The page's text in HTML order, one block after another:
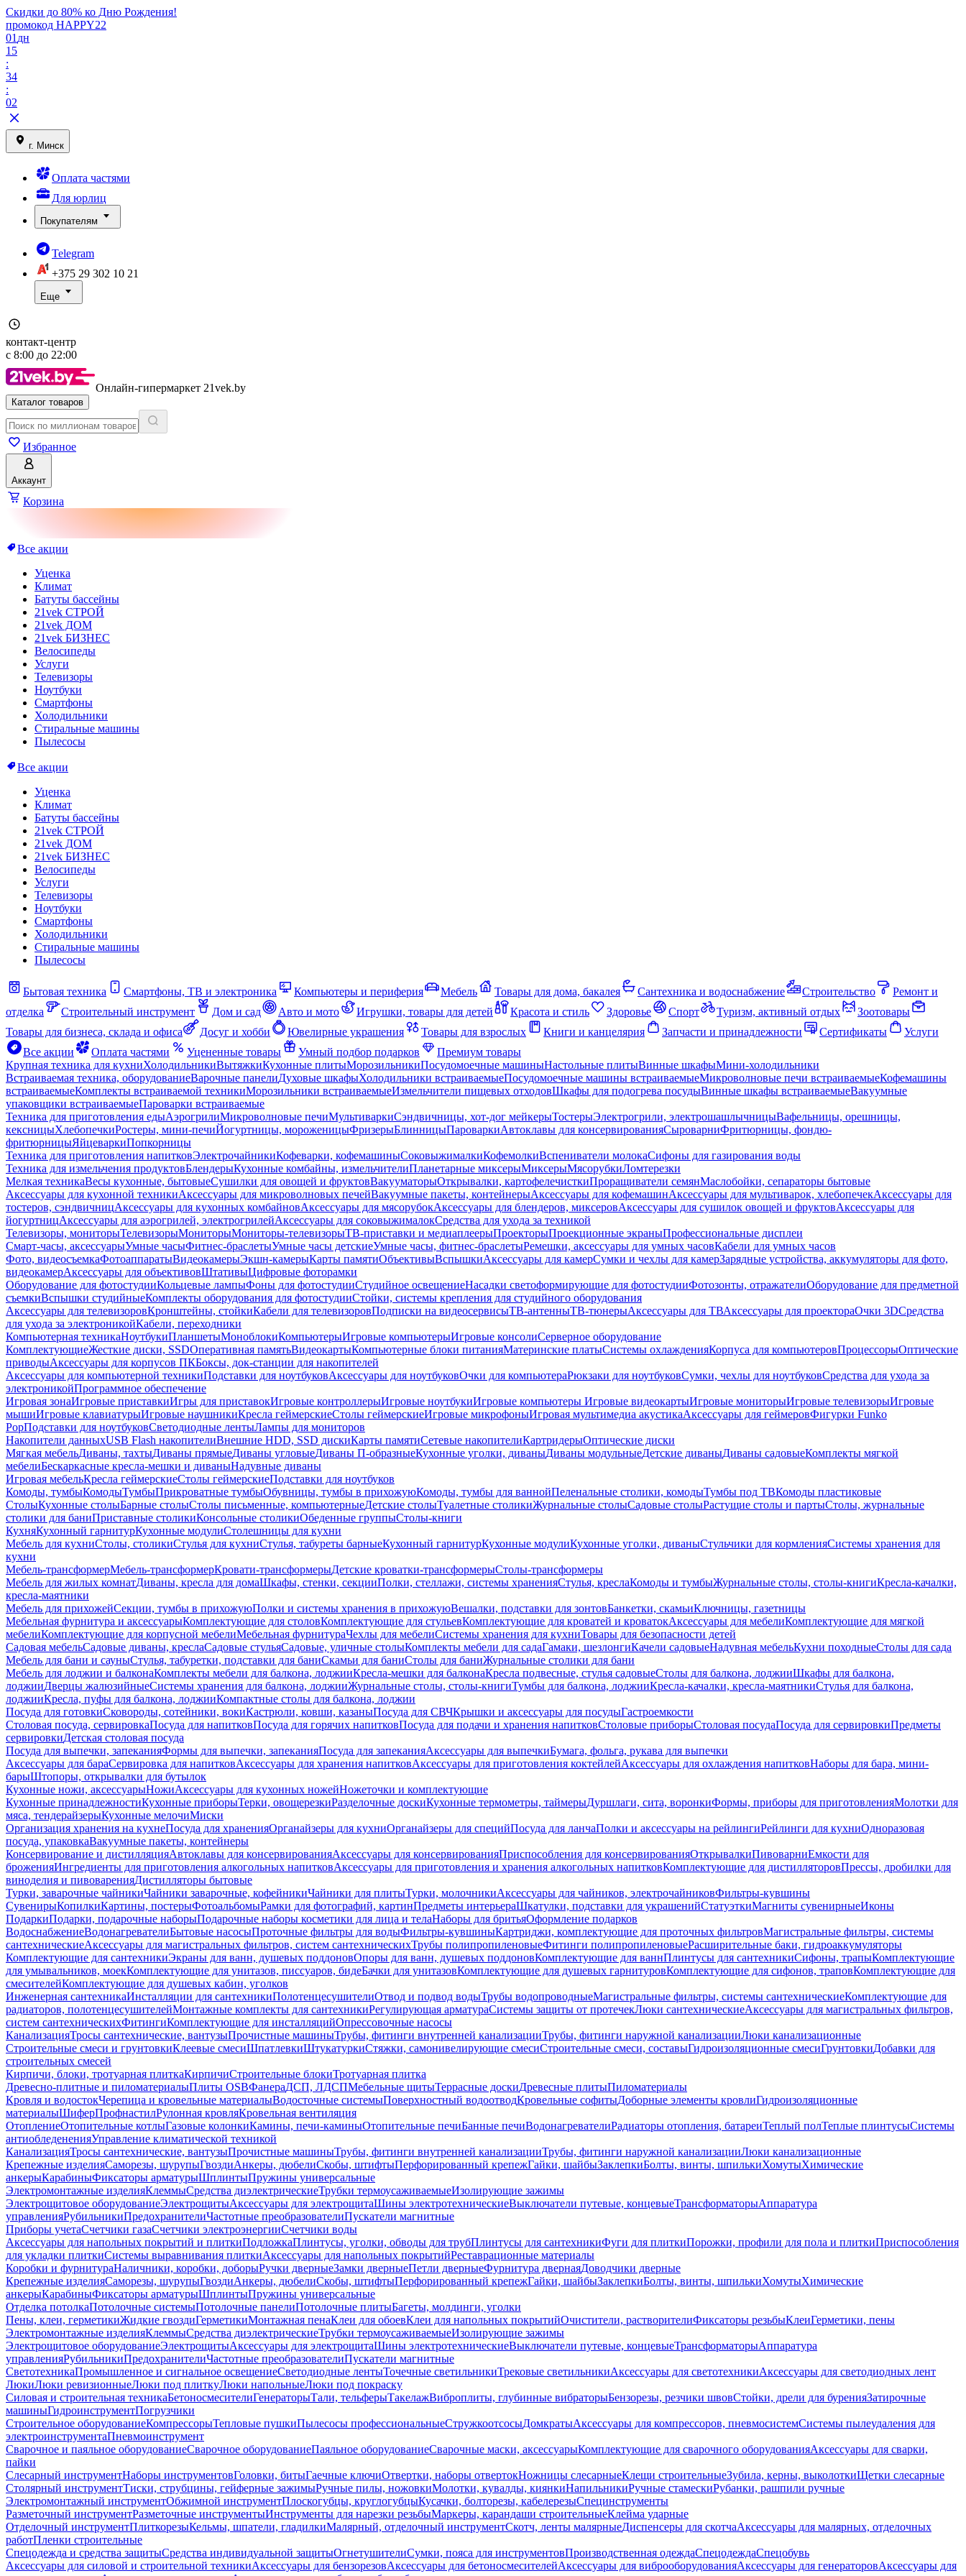
Скидки до 80% ко Дню Рождения!
промокод HAPPY22
01 дн
15
:
34
:
02
г. Минск
Оплата частями
Для юрлиц
Покупателям
Telegram
+375 29 302 10 21
Еще
контакт-центр
с 8:00 до 22:00
Онлайн-гипермаркет 21vek.by
Каталог товаров
Избранное
Аккаунт
Корзина
Все акции
Уценка
Климат
Батуты бассейны
21vek СТРОЙ
21vek ДОМ
21vek БИЗНЕС
Велосипеды
Услуги
Телевизоры
Ноутбуки
Смартфоны
Холодильники
Стиральные машины
Пылесосы
Все акции
Уценка
Климат
Батуты бассейны
21vek СТРОЙ
21vek ДОМ
21vek БИЗНЕС
Велосипеды
Услуги
Телевизоры
Ноутбуки
Смартфоны
Холодильники
Стиральные машины
Пылесосы
Бытовая техника Смартфоны, ТВ и электроника Компьютеры и периферия Мебель Товары для дома, бакалея Сантехника и водоснабжение Строительство
Ремонт и
отделка
Строительный инструмент Дом и сад Авто и мото Игрушки, товары для детей Красота и стиль Здоровье Спорт Туризм, активный отдых
Зоотовары
Товары для бизнеса, склада и офиса
Досуг и хобби Ювелирные украшения Товары для взрослых Книги и канцелярия Запчасти и принадлежности Сертификаты
Услуги
Все акции
Оплата частями Уцененные товары Умный подбор подарков
Премиум товары
Крупная техника для кухниХолодильникиВытяжкиКухонные плитыМорозильникиПосудомоечные машиныНастольные плитыВинные шкафыМини-холодильники
Встраиваемая техника, оборудованиеВарочные панелиДуховые шкафыХолодильники встраиваемыеПосудомоечные машины встраиваемыеМикроволновые печи встраиваемыеКофемашины
встраиваемыеКомплекты встраиваемой техникиМорозильники встраиваемыеИзмельчители пищевых отходовШкафы для подогрева посудыВинные шкафы встраиваемыеВакуумные
упаковщики встраиваемыеПароварки встраиваемые
Техника для приготовления едыАэрогрилиМикроволновые печиМультиваркиСэндвичницы, хот-дог мейкерыТостерыЭлектрогрили, электрошашлычницыВафельницы, орешницы,
кексницыХлебопечкиРостеры, мини-печиЙогуртницы, мороженицыФризерыБлинницыПароваркиАвтоклавы для консервированияСыроварниФритюрницы, фондю-
фритюрницыЯйцеваркиПопкорницы
Техника для приготовления напитковЭлектрочайникиКофеварки, кофемашиныСоковыжималкиКофемолкиВспениватели молокаСифоны для газирования воды
Техника для измельчения продуктовБлендерыКухонные комбайны, измельчителиПланетарные миксерыМиксерыМясорубкиЛомтерезки
Мелкая техникаВесы кухонные, бытовыеСушилки для овощей и фруктовВакууматорыОткрывалки, картофелечисткиПроращиватели семянМаслобойки, сепараторы бытовые
Аксессуары для кухонной техникиАксессуары для микроволновых печейВакуумные пакеты, контейнерыАксессуары для кофемашинАксессуары для мультиварок, хлебопечекАксессуары для
тостеров, сэндвичницАксессуары для кухонных комбайновАксессуары для мясорубокАксессуары для блендеров, миксеровАксессуары для сушилок овощей и фруктовАксессуары для
йогуртницАксессуары для аэрогрилей, электрогрилейАксессуары для соковыжималокСредства для ухода за техникой
Телевизоры, мониторыТелевизорыМониторыМониторы-телевизорыТВ-приставки и медиаплеерыПроекторыПроекционные экраныПрофессиональные дисплеи
Смарт-часы, аксессуарыУмные часыФитнес-браслетыУмные часы детскиеУмные часы, фитнес-браслетыРемешки, аксессуары для умных часовКабели для умных часов
Фото, видеосъемкаФотоаппаратыВидеокамерыЭкшн-камерыКарты памятиОбъективыВспышкиАксессуары для камерСумки и чехлы для камерЗарядные устройства, аккумуляторы для фото,
видеокамерАксессуары для объективовШтативыЦифровые фоторамки
Оборудование для фотостудииКольцевые лампыФоны для фотостудииСтудийное освещениеНасадки светоформирующие для фотостудииФотозонты, отражателиОборудование для предметной
съемкиВспышки студийныеКомплекты оборудования для фотостудииСтойки, системы крепления для студийного оборудования
Аксессуары для телевизоровКронштейны, стойкиКабели для телевизоровПодписки на видеосервисыТВ-антенныТВ-тюнерыАксессуары для ТВАксессуары для проектораОчки 3DСредства
для ухода за электроникойКабели, переходники
Компьютерная техникаНоутбукиПланшетыМоноблокиКомпьютерыИгровые компьютерыИгровые консолиСерверное оборудование
КомплектующиеЖесткие диски, SSDОперативная памятьВидеокартыКомпьютерные блоки питанияМатеринские платыСистемы охлажденияКорпуса для компьютеровПроцессорыОптические
приводыАксессуары для корпусов ПКБоксы, док-станции для накопителей
Аксессуары для компьютерной техникиПодставки для ноутбуковАксессуары для ноутбуковОчки для компьютераРюкзаки для ноутбуковСумки, чехлы для ноутбуковСредства для ухода за
электроникойПрограммное обеспечение
Игровая зонаИгровые приставкиИгры для приставокИгровые контроллерыИгровые ноутбукиИгровые компьютеры Игровые видеокартыИгровые мониторыИгровые телевизорыИгровые
мышиИгровые клавиатурыИгровые наушникиКресла геймерскиеСтолы геймерскиеИгровые микрофоныИгровая мультимедиа акустикаАксессуары для геймеровФигурки Funko
PopПодставки для ноутбуковСветодиодные лентыЛампы для мониторов
Накопители данныхUSB Flash накопителиВнешние HDD, SSD дискиКарты памятиСетевые накопителиКартридерыОптические диски
Мягкая мебельДиваны, тахтыДиваны прямыеДиваны угловыеДиваны П-образныеКухонные уголки, диваныДиваны модульныеДетские диваныДиваны садовыеКомплекты мягкой
мебелиБескаркасные кресла-мешки и диваныНадувные диваны
Игровая мебельКресла геймерскиеСтолы геймерскиеПодставки для ноутбуков
Комоды, тумбыКомодыТумбыПрикроватные тумбыОбувницы, тумбы в прихожуюКомоды, тумбы для ваннойПеленальные столики, комодыТумбы под ТВКомоды пластиковые
СтолыКухонные столыБарные столыСтолы письменные, компьютерныеДетские столыТуалетные столикиЖурнальные столыСадовые столыРастущие столы и партыСтолы, журнальные
столики для баниПриставные столикиКонсольные столикиОбеденные группыСтолы-книги
КухняКухонный гарнитурКухонные модулиСтолешницы для кухни
Мебель для кухниСтолы, столикиСтулья для кухниСтулья, табуреты барныеКухонный гарнитурКухонные модулиКухонные уголки, диваныСтульчики для кормленияСистемы хранения для
кухни
Мебель-трансформерМебель-трансформерКровати-трансформерыДетские кроватки-трансформерыСтолы-трансформеры
Мебель для жилых комнатДиваны, кресла для домаШкафы, стенки, секцииПолки, стеллажи, системы храненияСтулья, креслаКомоды и тумбыЖурнальные столы, столы-книгиКресла-качалки,
кресла-маятники
Мебель для прихожейСекции, тумбы в прихожуюПолки и системы хранения в прихожуюВешалки, подставки для зонтовБанкетки, скамьиКлючницы, газетницы
Мебельная фурнитура и аксессуарыКомплектующие для столовКомплектующие для стульевКомплектующие для кроватей и кроватокАксессуары для мебелиКомплектующие для мягкой
мебелиКомплектующие для корпусной мебелиМебельная фурнитураЧехлы для мебелиСистемы хранения для кухниТовары для безопасности детей
Садовая мебельСадовые диваны, креслаСадовые стульяСадовые, уличные столыКомплекты мебели для садаГамаки, шезлонгиКачели садовыеНадувная мебельКухни походныеСтолы для сада
Мебель для бани и сауныСтулья, табуретки, подставки для баниСкамьи для баниСтолы для баниЖурнальные столики для бани
Мебель для лоджии и балконаКомплекты мебели для балкона, лоджииКресла-мешки для балконаКресла подвесные, стулья садовыеСтолы для балкона, лоджииШкафы для балкона,
лоджииДверцы жалюзийныеСистемы хранения для балкона, лоджииЖурнальные столы, столы-книгиТумбы для балкона, лоджииКресла-качалки, кресла-маятникиСтулья для балкона,
лоджииКресла, пуфы для балкона, лоджииКомпактные столы для балкона, лоджии
Посуда для готовкиСковороды, сотейники, вокиКастрюли, ковши, казаныПосуда для СВЧКрышки и аксессуары для посудыГастроемкости
Столовая посуда, сервировкаПосуда для напитковПосуда для горячих напитковПосуда для подачи и хранения напитковСтоловые приборыСтоловая посудаПосуда для сервировкиПредметы
сервировкиДетская столовая посуда
Посуда для выпечки, запеканияФормы для выпечки, запеканияПосуда для запеканияАксессуары для выпечкиБумага, фольга, рукава для выпечки
Аксессуары для бараСервировка для напитковАксессуары для хранения напитковАксессуары для приготовления коктейлейАксессуары для охлаждения напитковНаборы для бара, мини-
барыШтопоры, открывалки для бутылок
Кухонные ножи, аксессуарыНожиАксессуары для кухонных ножейНожеточки и комплектующие
Кухонные принадлежностиКухонные приборыТерки, овощерезкиРазделочные доскиКухонные термометры, таймерыДуршлаги, сита, воронкиФормы, приборы для приготовленияМолотки для
мяса, тендерайзерыКухонные мелочиМиски
Организация хранения на кухнеПосуда для храненияОрганайзеры для кухниОрганайзеры для специйПосуда для ланчаПолки и аксессуары на рейлингиРейлинги для кухниОдноразовая
посуда, упаковкаВакуумные пакеты, контейнеры
Консервирование и дистилляцияАвтоклавы для консервированияАксессуары для консервированияПриспособления для консервированияОткрывалкиПивоварниЕмкости для
броженияИнгредиенты для приготовления алкогольных напитковАксессуары для приготовления и хранения алкогольных напитковКомплектующие для дистилляторовПрессы, дробилки для
виноделия и пивоваренияДистилляторы бытовые
Турки, заварочные чайникиЧайники заварочные, кофейникиЧайники для плитыТурки, молочникиАксессуары для чайников, электрочайниковФильтры-кувшины
СувенирыКопилкиКартины, постерыФотоальбомыРамки для фотографий, картинПредметы интерьераШкатулки, подставки для украшенийСтатуэткиМагниты сувенирныеИконы
ПодаркиПодарки, подарочные наборыПодарочные наборы косметики для лица и телаНаборы для бритьяОформление подарков
ВодоснабжениеВодонагревателиБытовые насосыПроточные фильтры для водыФильтры-кувшиныКартриджи, комплектующие для проточных фильтровМагистральные фильтры, системы
сантехническиеАксессуары для магистральных фильтров, систем сантехническихТрубы полипропиленовыеФитинги полипропиленовыеРасширительные баки, гидроаккумуляторы
Комплектующие для сантехникиЭкраны для ванн, душевых поддоновОпоры для ванн, душевых поддоновКомплектующие для ваннПлинтусы для сантехникиСифоны, трапыКомплектующие
для умывальников, моекКомплектующие для унитазов, писсуаров, бидеБачки для унитазовКомплектующие для душевых гарнитуровКомплектующие для сифонов, траповКомплектующие для
смесителейКомплектующие для душевых кабин, уголков
Инженерная сантехникаИнсталляции для сантехникиПолотенцесушителиОтвод и подвод водыТрубы водопроводныеМагистральные фильтры, системы сантехническиеКомплектующие для
радиаторов, полотенцесушителейМонтажные комплекты для сантехникиРегулирующая арматураСистемы защиты от протечекЛюки сантехническиеАксессуары для магистральных фильтров,
систем сантехническихФитингиКомплектующие для инсталляцийОпрессовочные насосы
КанализацияТросы сантехнические, вантузыПрочистные машиныТрубы, фитинги внутренней канализацииТрубы, фитинги наружной канализацииЛюки канализационные
Строительные смеси и грунтовкиКлеевые смесиШпатлевкиШтукатуркиСтяжки, самонивелирующие смесиСтроительные смеси, составыГидроизоляционные смесиГрунтовкиДобавки для
строительных смесей
Кирпичи, блоки, тротуарная плиткаКирпичиСтроительные блокиТротуарная плитка
Древесно-плитные и пиломатериалыПлиты OSBФанераДСП, ЛДСПМебельные щитыТеррасные доскиДревесные плитыПиломатериалы
Кровля и водостокЧерепица и кровельные материалыВодосточные системыПоверхностный водоотводКровельные софитыДоборные элементы кровлиГидроизоляционные
материалыШиферПрофнастилРулонная кровляКровельная вентиляция
ОтоплениеОтопительные котлыГазовые колонкиКамины, печи-каминыОтопительные печиБанные печиВодонагревателиРадиаторы отопления, батареиТеплый полТеплые плинтусыСистемы
антиобледененияУправление климатической техникой
КанализацияТросы сантехнические, вантузыПрочистные машиныТрубы, фитинги внутренней канализацииТрубы, фитинги наружной канализацииЛюки канализационные
Крепежные изделияСаморезы, шурупыГвоздиАнкеры, дюбелиСкобы, штифтыПерфорированный крепежГайки, шайбыЗаклепкиБолты, винты, шпилькиХомутыХимические
анкерыКарабиныФиксаторы арматурыШплинтыПружины универсальные
Электромонтажные изделияКлеммыСредства диэлектрическиеТрубки термоусаживаемыеИзолирующие зажимы
Электрощитовое оборудованиеЭлектрощитыАксессуары для электрощитаШины электротехническиеВыключатели путевые, концевыеТрансформаторыАппаратура
управленияРубильникиПредохранителиЧастотные преобразователиПускатели магнитные
Приборы учетаСчетчики газаСчетчики электроэнергииСчетчики воды
Аксессуары для напольных покрытий и плиткиПодложкаПлинтусы, уголки, обводы для трубПлинтусы для сантехникиФуги для плиткиПорожки, профили для пола и плиткиПриспособления
для укладки плиткиСистемы выравнивания плиткиАксессуары для напольных покрытийРеставрационные материалы
Коробки и фурнитураНаличники, коробки, доборыРучки дверныеЗамки дверныеПетли дверныеФурнитура двернаяДоводчики дверные
Крепежные изделияСаморезы, шурупыГвоздиАнкеры, дюбелиСкобы, штифтыПерфорированный крепежГайки, шайбыЗаклепкиБолты, винты, шпилькиХомутыХимические
анкерыКарабиныФиксаторы арматурыШплинтыПружины универсальные
Отделка потолкаПотолочные системыПотолочные панелиПотолочные плитыБагеты, молдинги, уголки
Пены, клеи, герметикиЖидкие гвоздиГерметикиМонтажная пенаКлеи для обоевКлеи для напольных покрытийОчистители, растворителиФиксаторы резьбыКлеиГерметики, пены
Электромонтажные изделияКлеммыСредства диэлектрическиеТрубки термоусаживаемыеИзолирующие зажимы
Электрощитовое оборудованиеЭлектрощитыАксессуары для электрощитаШины электротехническиеВыключатели путевые, концевыеТрансформаторыАппаратура
управленияРубильникиПредохранителиЧастотные преобразователиПускатели магнитные
СветотехникаПромышленное и сигнальное освещениеСветодиодные лентыТочечные светильникиТрековые светильникиАксессуары для светотехникиАксессуары для светодиодных лент
ЛюкиЛюки ревизионныеЛюки под плиткуЛюки напольныеЛюки под покраску
Силовая и строительная техникаБетоносмесителиГенераторыТали, тельферыТакелажВиброплиты, глубинные вибраторыБензорезы, резчики швовСтойки, дрели для буренияЗатирочные
машиныГидроинструментПогрузчики
Строительное оборудованиеКомпрессорыТепловые пушкиПылесосы профессиональныеСтружкоотсосыДомкратыАксессуары для компрессоров, пневмосистемСистемы пылеудаления для
электроинструментаПневмоинструмент
Сварочное и паяльное оборудованиеСварочное оборудованиеПаяльное оборудованиеСварочные маски, аксессуарыКомплектующие для сварочного оборудованияАксессуары для сварки,
пайки
Слесарный инструментНаборы инструментовГоловки, битыГаечные ключиОтвертки, наборы отвертокНожницы слесарныеКлещи строительныеЗубила, керны, выколоткиЩетки слесарные
Столярный инструментТиски, струбцины, гейферные зажимыРучные пилы, ножовкиМолотки, кувалды, киянкиНапильникиРучные стамескиРубанки, рашпили ручные
Электромонтажный инструментОбжимной инструментПлоскогубцы, круглогубцыКусачки, болторезы, кабелерезыСпецинструменты
Разметочный инструментРазметочные инструментыИнструменты для нарезки резьбыМаркеры, карандаши строительныеКлейма ударные
Отделочный инструментПлиткорезыКельмы, шпатели, гладилкиМалярный, отделочный инструментСкотч, ленты малярныеДиспенсеры для скотчаАксессуары для малярных, отделочных
работПленки строительные
Спецодежда и средства защитыСредства индивидуальной защитыОгнетушителиСумки, пояса для инструментовПроизводственная одеждаСпецодеждаСпецобувь
Аксессуары для силовой и строительной техникиАксессуары для бензорезовАксессуары для бетоносмесителейАксессуары для виброоборудованияАксессуары для генераторовАксессуары для